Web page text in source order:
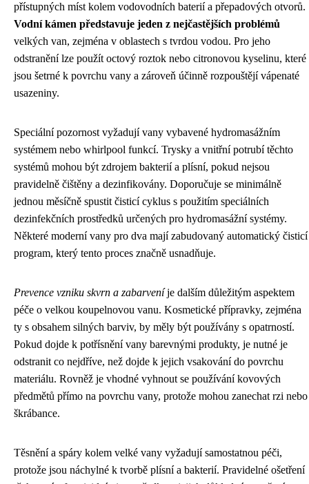
přístupných míst kolem vodovodních baterií a přepadových otvorů.
Vodní kámen představuje jeden z nejčastějších problémů
velkých van, zejména v oblastech s tvrdou vodou. Pro jeho
odstranění lze použít octový roztok nebo citronovou kyselinu, které
jsou šetrné k povrchu vany a zároveň účinně rozpouštějí vápenaté
usazeniny.
Speciální pozornost vyžadují vany vybavené hydromasážním
systémem nebo whirlpool funkcí. Trysky a vnitřní potrubí těchto
systémů mohou být zdrojem bakterií a plísní, pokud nejsou
pravidelně čištěny a dezinfikovány. Doporučuje se minimálně
jednou měsíčně spustit čisticí cyklus s použitím speciálních
dezinfekčních prostředků určených pro hydromasážní systémy.
Některé moderní vany pro dva mají zabudovaný automatický čisticí
program, který tento proces značně usnadňuje.
Prevence vzniku skvrn a zabarveníje dalším důležitým aspektem
péče o velkou koupelnovou vanu. Kosmetické přípravky, zejména
ty s obsahem silných barviv, by měly být používány s opatrností.
Pokud dojde k potřísnění vany barevnými produkty, je nutné je
odstranit co nejdříve, než dojde k jejich vsakování do povrchu
materiálu. Rovněž je vhodné vyhnout se používání kovových
předmětů přímo na povrchu vany, protože mohou zanechat rzi nebo
škrábance.
Těsnění a spáry kolem velké vany vyžadují samostatnou péči,
protože jsou náchylné k tvorbě plísní a bakterií. Pravidelné ošetření